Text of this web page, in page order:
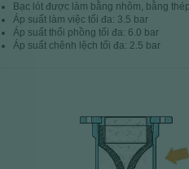
Bạc lót được làm bằng nhôm, bằng
Áp suất làm việc tối đa: 3.5 bar
Áp suất thổi phồng tối đa: 6.0 bar
Áp suất chênh lệch tối đa: 2.5 bar
Vanne ouverte